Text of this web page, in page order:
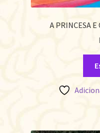
A PRINCESA E